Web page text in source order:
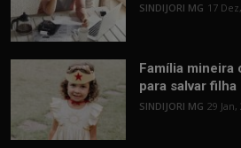
SINDIJORI MG 17
Família mineira
para salvar filha
SINDIJORI MG 29 Jan,